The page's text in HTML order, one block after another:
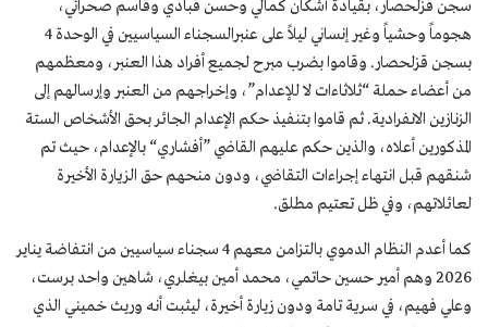
سجن قزلحصار، بقيادة أشكان كمالي وحسن قبادي وقاسم صحرائي،
هجوماً وحشياً وغير إنساني ليلاً على عنبرالسجناء السياسيين في الوحدة 4
بسجن قزلحصار. وقاموا بضرب مبرح لجميع أفراد هذا العنبر، ومعظمهم
من أعضاء حملة “ثلاثاءات لا للإعدام”، وإخراجهم من العنبر وإرسالهم إلى
الزنازين الانفرادية. ثم قاموا بتنفيذ حكم الإعدام الجائر بحق الأشخاص الستة
المذكورين أعلاه، والذين حكم عليهم القاضي ”أفشاري“ بالإعدام، حيث تم
شنقهم قبل انتهاء إجراءات التقاضي، ودون منحهم حق الزيارة الأخيرة
لعائلاتهم، وفي ظل تعتيم مطلق.
كما أعدم النظام الدموي بالتزامن معهم 4 سجناء سياسيين من انتفاضة يناير
2026 وهم أمير حسين حاتمي، محمد أمين بيغلري، شاهين واحد برست،
وعلي فهيم، في سرية تامة ودون زيارة أخيرة، ليثبت أنه وريث خميني الذي